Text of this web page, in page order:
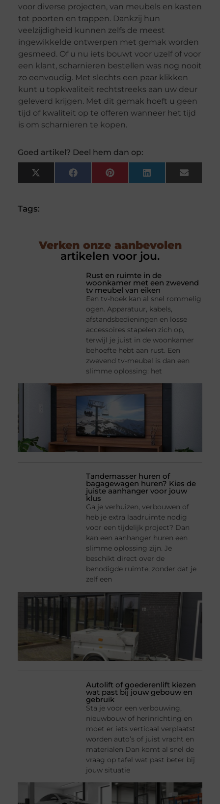
voor diverse projecten, van meubels en kasten
tot poorten en trappen. Dankzij hun
veelzijdigheid kunnen zelfs de meest
ingewikkelde ontwerpen met gemak worden
gesmeed. Of u nu iets bouwt voor uzelf of voor
een klant, scharnieren bestellen was nog nooit
zo eenvoudig. Met slechts een paar klikken
kunt u topkwaliteit rechtstreeks aan uw deur
geleverd krijgen. Met dit gemak hoeft u geen
tijd of kwaliteit op te offeren wanneer het tijd
is om scharnieren te kopen.
Goed artikel? Deel hem dan op:
X
(Twitter)
FacebookPinterestLinkedInEmail
Tags:
Verken onze aanbevolen
artikelen voor jou.
Rust en ruimte in de
woonkamer met een zwevend
tv meubel van eiken
Een tv-hoek kan al snel rommelig
ogen. Apparatuur, kabels,
afstandsbedieningen en losse
accessoires stapelen zich op,
terwijl je juist in de woonkamer
behoefte hebt aan rust. Een
zwevend tv-meubel is dan een
slimme oplossing: het
Tandemasser huren of
bagagewagen huren? Kies de
juiste aanhanger voor jouw
klus
Ga je verhuizen, verbouwen of
heb je extra laadruimte nodig
voor een tijdelijk project? Dan
kan een aanhanger huren een
slimme oplossing zijn. Je
beschikt direct over de
benodigde ruimte, zonder dat je
zelf een
Autolift of goederenlift kiezen
wat past bij jouw gebouw en
gebruik
Sta je voor een verbouwing,
nieuwbouw of herinrichting en
moet er iets verticaal verplaatst
worden auto’s of juist vracht en
materialen Dan komt al snel de
vraag op tafel wat past beter bij
jouw situatie